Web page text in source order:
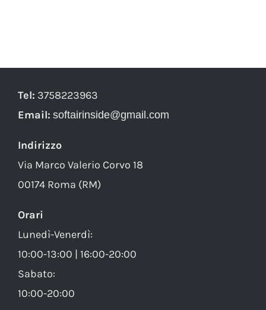
Tel: 3758223963
Email: softairinside@gmail.com
Indirizzo
Via Marco Valerio Corvo 18
00174 Roma (RM)
Orari
Lunedì-Venerdì:
10:00-13:00 | 16:00-20:00
Sabato:
10:00-20:00